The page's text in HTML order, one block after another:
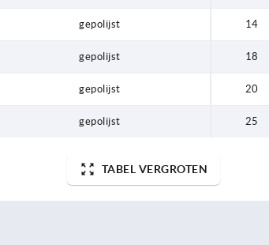
gepolijst 14
gepolijst 18
gepolijst 20
gepolijst 25
TABEL VERGROTEN